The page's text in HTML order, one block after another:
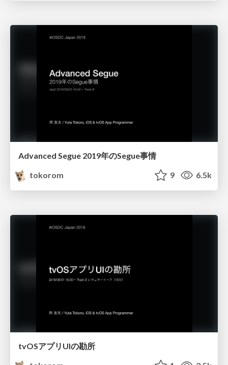
Advanced Segue 2019年のSegue事情
tokorom
9 6.5k
tvOSアプリUIの勘所